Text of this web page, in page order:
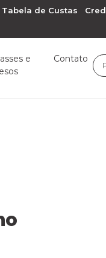
Tabela de Custas
e
Contato